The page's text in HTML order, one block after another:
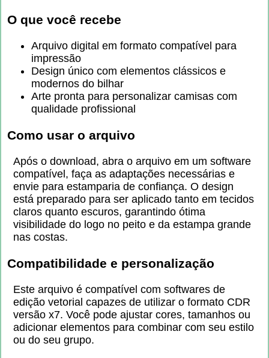
O que você recebe
Arquivo digital em formato compatível para
impressão
Design único com elementos clássicos e
modernos do bilhar
Arte pronta para personalizar camisas com
qualidade profissional
Como usar o arquivo
Após o download, abra o arquivo em um software
compatível, faça as adaptações necessárias e
envie para estamparia de confiança. O design
está preparado para ser aplicado tanto em tecidos
claros quanto escuros, garantindo ótima
visibilidade do logo no peito e da estampa grande
nas costas.
Compatibilidade e personalização
Este arquivo é compatível com softwares de
edição vetorial capazes de utilizar o formato CDR
versão x7. Você pode ajustar cores, tamanhos ou
adicionar elementos para combinar com seu estilo
ou do seu grupo.